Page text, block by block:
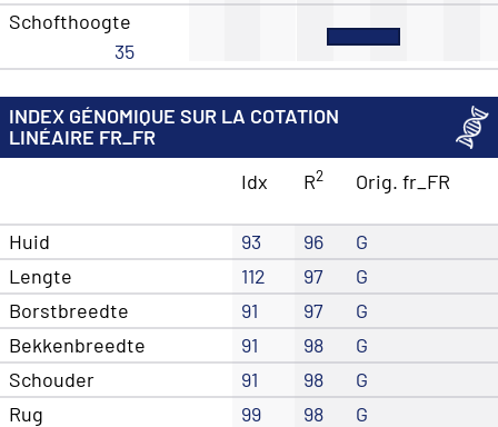
Schofthoogte
35
INDEX GÉNOMIQUE SUR LA COTATION
LINÉAIRE FR_FR
Idx
R2 Orig. fr_FR
Huid 93 96
G
Lengte
112 97
G
Borstbreedte
91 97
G
Bekkenbreedte
91 98
G
Schouder
91 98
G
Rug
99 98
G